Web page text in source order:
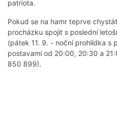
patriota.
Pokud se na hamr teprve
procházku spojit s poslední
(pátek 11. 9. - noční prohlídka s
postavami od 20:00, 20:30 a
850 899).